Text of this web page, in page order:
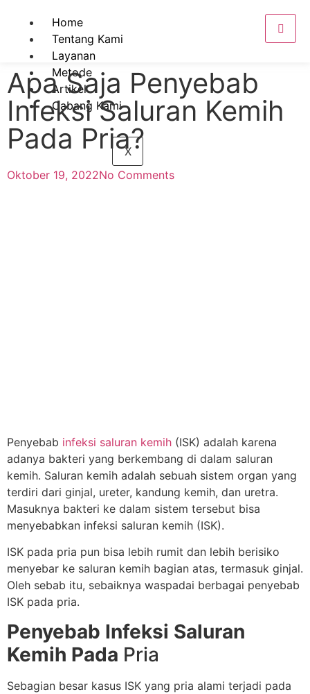
Home
Tentang Kami
Layanan
Metode
Artikel
Cabang Kami
X
Apa Saja Penyebab
Infeksi Saluran Kemih
Pada Pria?
Oktober 19, 2022No Comments
Penyebab infeksi saluran kemih (ISK) adalah karena
adanya bakteri yang berkembang di dalam saluran
kemih. Saluran kemih adalah sebuah sistem organ yang
terdiri dari ginjal, ureter, kandung kemih, dan uretra.
Masuknya bakteri ke dalam sistem tersebut bisa
menyebabkan infeksi saluran kemih (ISK).
ISK pada pria pun bisa lebih rumit dan lebih berisiko
menyebar ke saluran kemih bagian atas, termasuk ginjal.
Oleh sebab itu, sebaiknya waspadai berbagai penyebab
ISK pada pria.
Penyebab Infeksi Saluran
Kemih Pada Pria
Sebagian besar kasus ISK yang pria alami terjadi pada